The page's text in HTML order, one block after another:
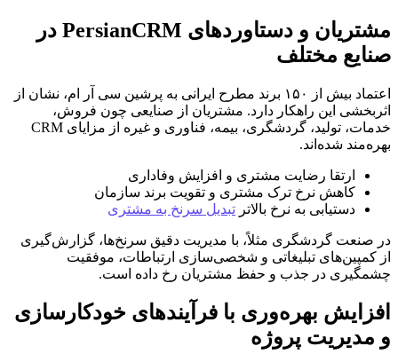
مشتریان و دستاوردهای PersianCRM در
صنایع مختلف
اعتماد بیش از ۱۵۰ برند مطرح ایرانی به پرشین سی آر ام، نشان از
اثربخشی این راهکار دارد. مشتریان از صنایعی چون فروش،
خدمات، تولید، گردشگری، بیمه، فناوری و غیره از مزایای CRM
بهره‌مند شده‌اند.
ارتقا رضایت مشتری و افزایش وفاداری
کاهش نرخ ترک مشتری و تقویت برند سازمان
دستیابی به نرخ بالاتر تبدیل سرنخ به مشتری
در صنعت گردشگری مثلاً، با مدیریت دقیق سرنخ‌ها، گزارش‌گیری
از کمپین‌های تبلیغاتی و شخصی‌سازی ارتباطات، موفقیت
چشمگیری در جذب و حفظ مشتریان رخ داده است.
افزایش بهره‌وری با فرآیندهای خودکارسازی
و مدیریت پروژه